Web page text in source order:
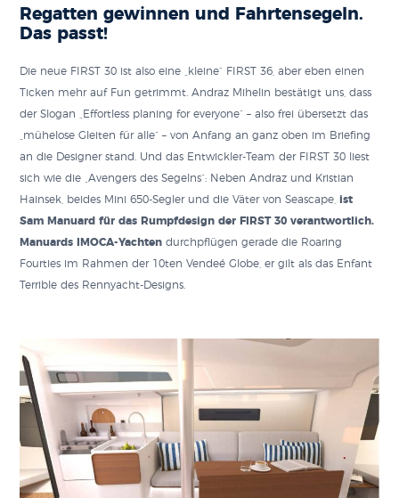
Regatten gewinnen und Fahrtensegeln.
Das passt!
Die neue FIRST 30 ist also eine „kleine“ FIRST 36, aber eben einen
Ticken mehr auf Fun getrimmt. Andraz Mihelin bestätigt uns, dass
der Slogan „Effortless planing for everyone“ – also frei übersetzt das
„mühelose Gleiten für alle“ – von Anfang an ganz oben im Briefing
an die Designer stand. Und das Entwickler-Team der FIRST 30 liest
sich wie die „Avengers des Segelns“: Neben Andraz und Kristian
Hainsek, beides Mini 650-Segler und die Väter von Seascape,ist
Sam Manuard für das Rumpfdesign der FIRST 30 verantwortlich.
Manuards IMOCA-Yachten durchpflügen gerade die Roaring
Fourties im Rahmen der 10ten Vendeé Globe, er gilt als das Enfant
Terrible des Rennyacht-Designs.